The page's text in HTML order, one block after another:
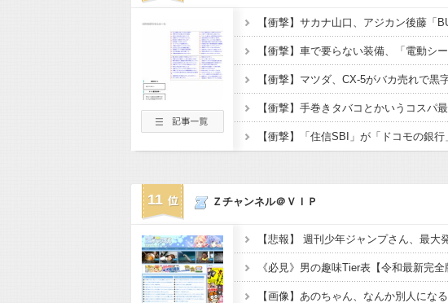
11 Ｚチャンネル＠ＶＩＰ
【画像】あのちゃん、なんか別人になる